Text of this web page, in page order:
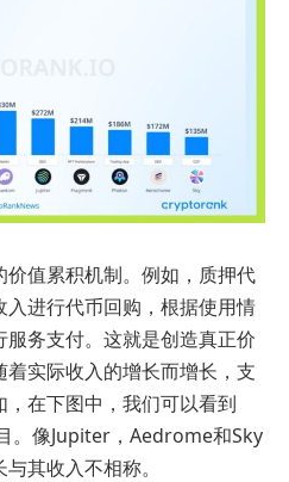
值累积机制。例如，质押代
进行代币回购，根据使用情
务支付。这就是创造真正价
实际收入的增长而增长，支
在下图中，我们可以看到
。像Jupiter，Aedrome和Sky
其收入不相称。